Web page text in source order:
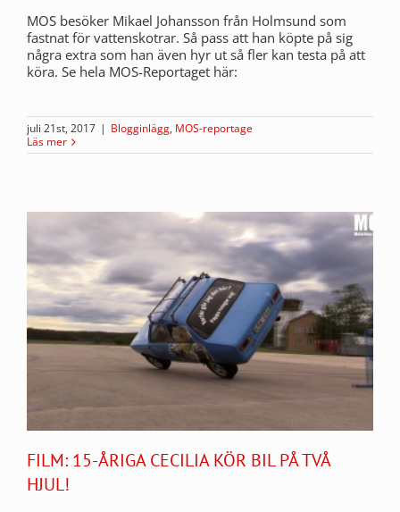
MOS besöker Mikael Johansson från Holmsund som
fastnat för vattenskotrar. Så pass att han köpte på sig
några extra som han även hyr ut så fler kan testa på att
köra. Se hela MOS-Reportaget här:
juli 21st, 2017 | Blogginlägg, MOS-reportage
Läs mer
FILM: 15-ÅRIGA CECILIA KÖR BIL PÅ TVÅ
HJUL!